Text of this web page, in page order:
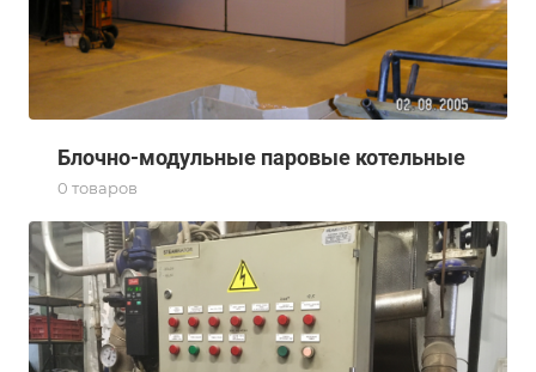
Блочно-модульные паровые котельные
0 товаров